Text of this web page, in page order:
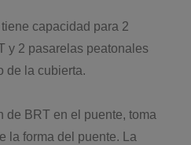
para 2
y 2 pasarelas peatonales
de la cubierta.
en el puente, toma
la forma del puente. La